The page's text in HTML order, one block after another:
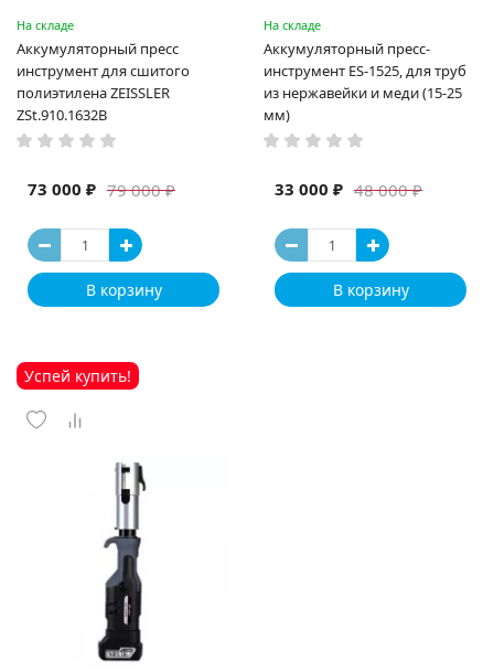
На складе
Аккумуляторный пресс
инструмент для сшитого
полиэтилена ZEISSLER
ZSt.910.1632B
79 000 ₽
73 000 ₽
В корзину
На складе
Аккумуляторный пресс-
инструмент ES-1525, для труб
из нержавейки и меди (15-25
мм)
48 000 ₽
33 000 ₽
В корзину
Успей купить!